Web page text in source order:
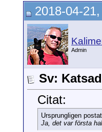
2018-04-
Admin
Sv:
Citat:
Ursprungligen
Ja, det var första